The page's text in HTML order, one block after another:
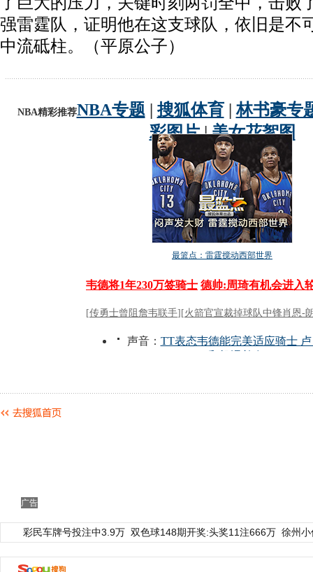
强雷霆队，证明他在这支球队，依旧是不
中流砥柱。（平原公子）
广告
彩民车牌号投注中3.9万 双色球148期开奖:头奖11注666万 徐州